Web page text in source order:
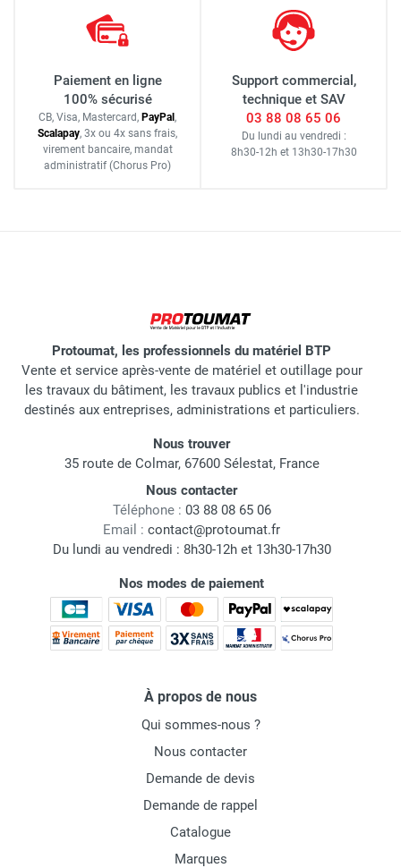
Paiement en ligne
100% sécurisé
CB, Visa, Mastercard, PayPal,
Scalapay, 3x ou 4x sans frais,
virement bancaire, mandat
administratif (Chorus Pro)
Support commercial,
technique et SAV
03 88 08 65 06
Du lundi au vendredi :
8h30-12h et 13h30-17h30
Protoumat, les professionnels du matériel BTP
Vente et service après-vente de matériel et outillage pour
les travaux du bâtiment, les travaux publics et l'industrie
destinés aux entreprises, administrations et particuliers.
Nous trouver
35 route de Colmar, 67600 Sélestat, France
Nous contacter
Téléphone : 03 88 08 65 06
Email : contact@protoumat.fr
Du lundi au vendredi : 8h30-12h et 13h30-17h30
Nos modes de paiement
À propos de nous
Qui sommes-nous ?
Nous contacter
Demande de devis
Demande de rappel
Catalogue
Marques